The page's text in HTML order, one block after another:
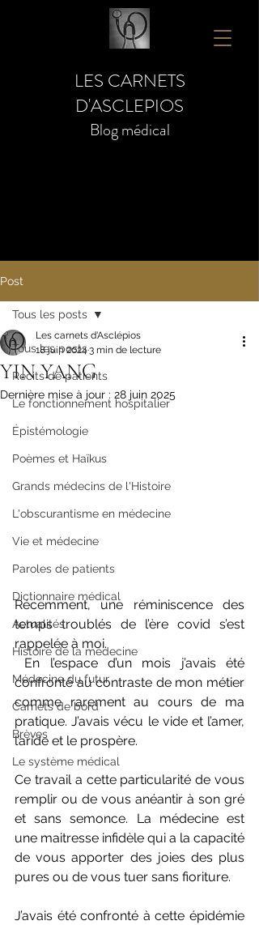
LES CARNETS
D'ASCLEPIOS
Blog médical
Post
Tous les posts
Récits de patients
Le fonctionnement hospitalier
Épistémologie
Poèmes et Haïkus
Grands médecins de l'Histoire
L'obscurantisme en médecine
Vie et médecine
Paroles de patients
Dictionnaire médical
Actualités
Histoire de la médecine
Médecine du futur
Carnets de bord
Brèves
Le système médical
Tous les posts
YIN YANG
Les carnets d'Asclépios
18 juin 20243 min de lecture
Dernière mise à jour : 28 juin 2025
Récemment, une réminiscence des
temps troublés de l’ère covid s’est
rappelée à moi.
En l’espace d’un mois j’avais été
confronté au contraste de mon métier
comme rarement au cours de ma
pratique. J’avais vécu le vide et l’amer,
l’aride et le prospère.
Ce travail a cette particularité de vous
remplir ou de vous anéantir à son gré
et sans semonce. La médecine est
une maitresse infidèle qui a la capacité
de vous apporter des joies des plus
pures ou de vous tuer sans fioriture.
J’avais été confronté à cette épidémie